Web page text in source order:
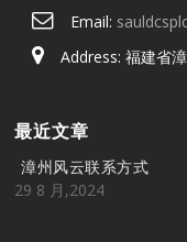
Email:
Address: 福建省
最近文章
漳州风云联系方式
29 8 月,2024